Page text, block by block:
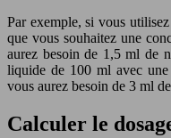
Par exemple, si vous
que vous souhaitez une
aurez besoin de 1,5 ml de
liquide de 100 ml avec
vous aurez besoin de 3 ml
Calculer le